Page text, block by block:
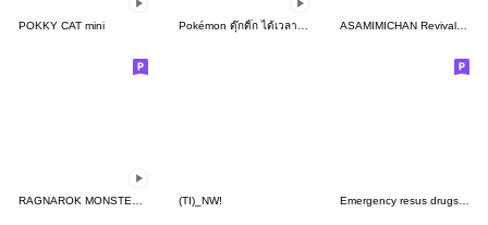
POKKY CAT mini ASAMIMICHAN Revival Sticker 1
(TI)_NW! Emergency resus drugs ver 2